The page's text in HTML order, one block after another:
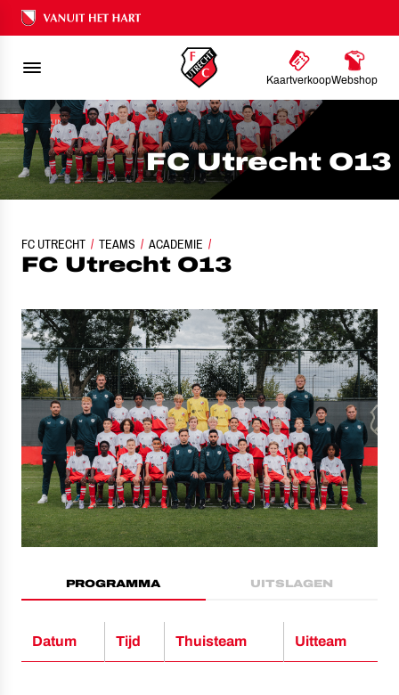
Ons nalatenschap
KaartverkoopWebshop
FC Utrecht O13
FC UTRECHT TEAMS ACADEMIE
FC UTRECHT O13
FC Utrecht O13
PROGRAMMA UITSLAGEN
Datum Tijd Thuisteam Uitteam